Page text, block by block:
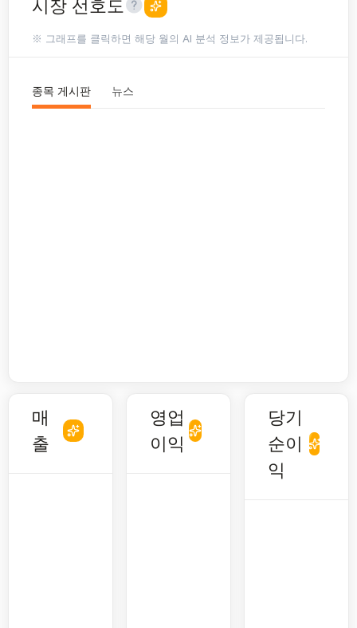
시장 선호도
※ 그래프를 클릭하면 해당 월의 AI 분석 정보가 제공됩니다.
종목 게시판 뉴스
매
출
영업
이익
당기
순이
익